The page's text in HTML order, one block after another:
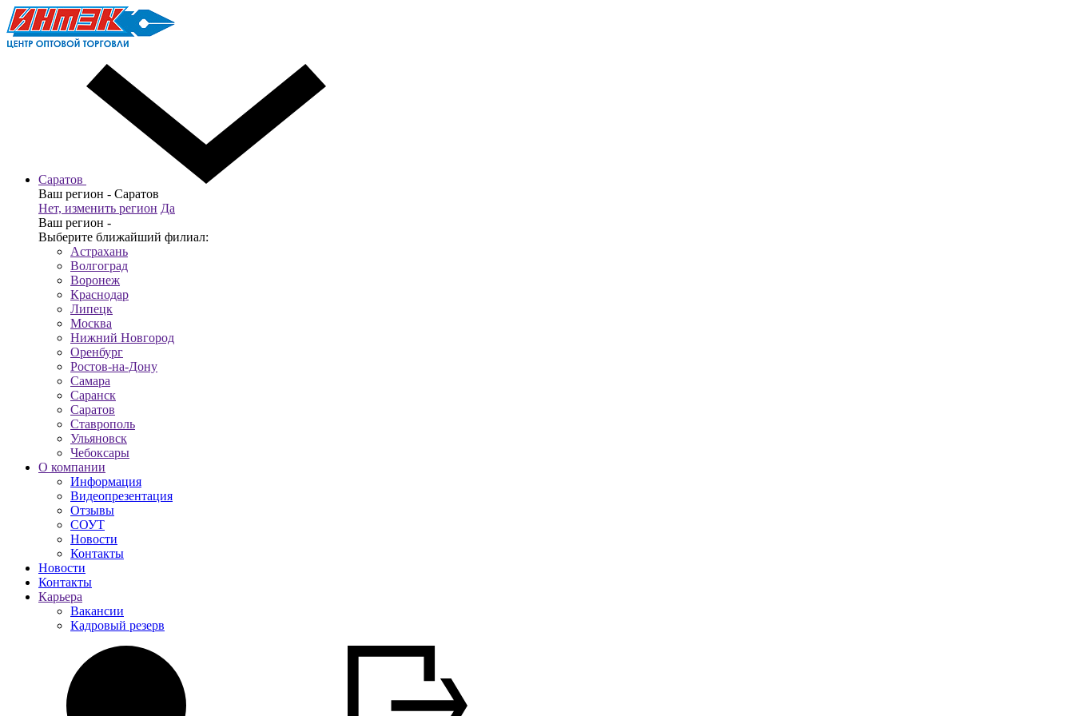
Саратов
Ваш регион - Саратов
Нет, изменить регион Да
Ваш регион -
Выберите ближайший филиал:
Астрахань
Волгоград
Воронеж
Краснодар
Липецк
Москва
Нижний Новгород
Оренбург
Ростов-на-Дону
Самара
Саранск
Саратов
Ставрополь
Ульяновск
Чебоксары
О компании
Информация
Видеопрезентация
Отзывы
СОУТ
Новости
Контакты
Новости
Контакты
Карьера
Вакансии
Кадровый резерв